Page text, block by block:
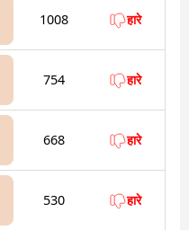
1008 हारे
754 हारे
668 हारे
530 हारे